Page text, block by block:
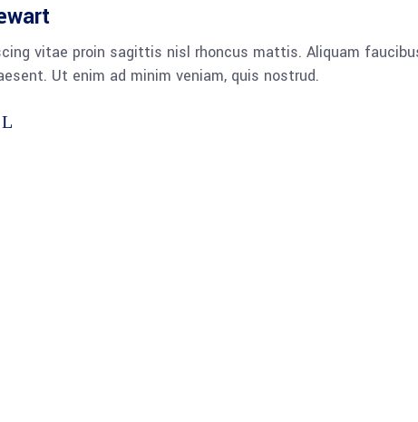
vitae proin sagittis nisl rhoncus mattis. Aliquam
Ut enim ad minim veniam, quis nostrud.